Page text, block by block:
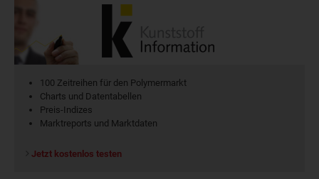
100 Zeitreihen für den Polymermarkt
Charts und Datentabellen
Preis-Indizes
Marktreports und Marktdaten
Jetzt kostenlos testen